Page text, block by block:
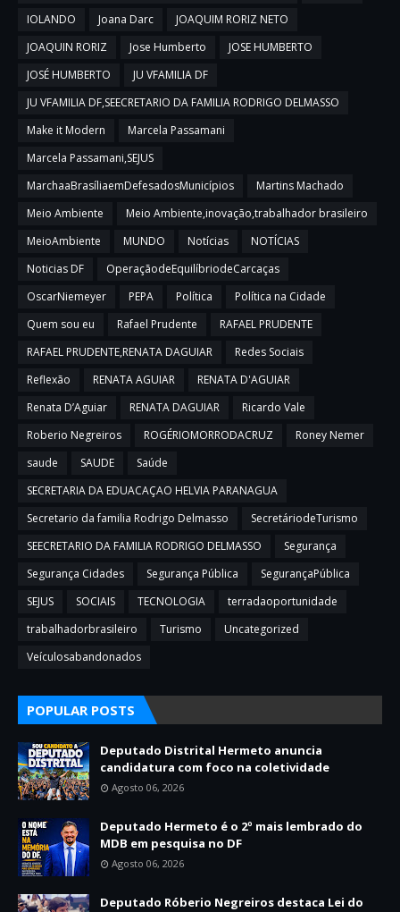
IOLANDO
Joana Darc
JOAQUIM RORIZ NETO
JOAQUIN RORIZ
Jose Humberto
JOSE HUMBERTO
JOSÉ HUMBERTO
JU VFAMILIA DF
JU VFAMILIA DF,SEECRETARIO DA FAMILIA RODRIGO DELMASSO
Make it Modern
Marcela Passamani
Marcela Passamani,SEJUS
MarchaaBrasíliaemDefesadosMunicípios
Martins Machado
Meio Ambiente
Meio Ambiente,inovação,trabalhador brasileiro
MeioAmbiente
MUNDO Notícias
NOTÍCIAS
Noticias DF
OperaçãodeEquilíbriodeCarcaças
OscarNiemeyer
PEPA Política
Política na Cidade
Quem sou eu
Rafael Prudente
RAFAEL PRUDENTE
RAFAEL PRUDENTE,RENATA DAGUIAR
Redes Sociais
Reflexão
RENATA AGUIAR
RENATA D'AGUIAR
Renata D’Aguiar
RENATA DAGUIAR
Ricardo Vale
Roberio Negreiros
ROGÉRIOMORRODACRUZ
Roney Nemer
saude
SAUDE
Saúde
SECRETARIA DA EDUACAÇAO HELVIA PARANAGUA
Secretario da familia Rodrigo Delmasso
SecretáriodeTurismo
SEECRETARIO DA FAMILIA RODRIGO DELMASSO
Segurança
Segurança Cidades
Segurança Pública
SegurançaPública
SEJUS
SOCIAIS TECNOLOGIA
terradaoportunidade
trabalhadorbrasileiro
Turismo
Uncategorized
Veículosabandonados
POPULAR POSTS
Deputado Distrital Hermeto anuncia
candidatura com foco na coletividade
Agosto 06, 2026
Deputado Hermeto é o 2º mais lembrado do
MDB em pesquisa no DF
Agosto 06, 2026
Deputado Róberio Negreiros destaca Lei do